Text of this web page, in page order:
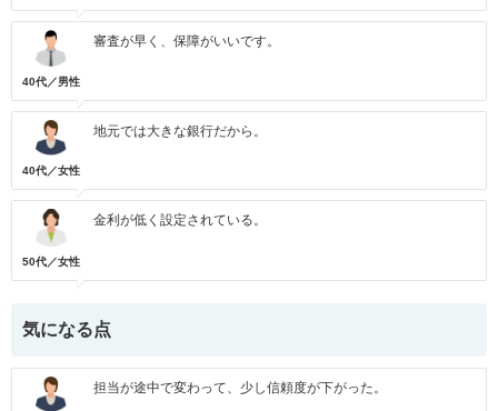
40代／男性
審査が早く、保障がいいです。
40代／女性
地元では大きな銀行だから。
50代／女性
金利が低く設定されている。
気になる点
担当が途中で変わって、少し信頼度が下がった。